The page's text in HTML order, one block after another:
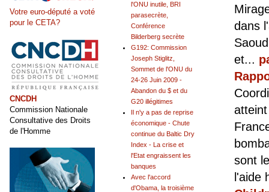
dans
et...
sont
l'aide
l'ONU inutile, BRI
parasecrète,
Conférence
Bilderberg secrète
G192: Commission
Joseph Stiglitz,
Sommet de l'ONU du
24-26 Juin 2009 -
Abandon du $ et du
G20 illégitimes
Il n'y a pas de reprise
économique - Chute
continue du Baltic Dry
Index - La crise et
l'Etat engraissent les
banques
Avec l'accord
d'Obama, la troisième
Votre euro-député a voté
pour le CETA?
CNCDH
Commission Nationale
Consultative des Droits
de l'Homme